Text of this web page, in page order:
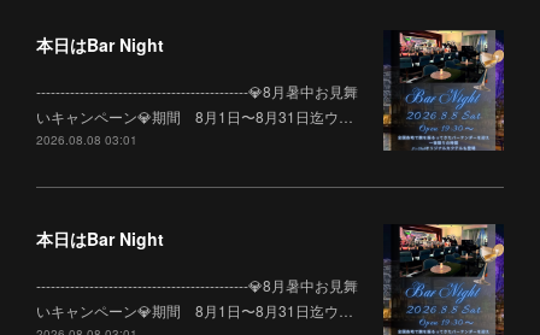
本日はBar Night
--------------------------------------------💎8月暑中お見舞
いキャンペーン💎期間 8月1日〜8月31日迄ウ…
2026.08.08 03:01
本日はBar Night
--------------------------------------------💎8月暑中お見舞
いキャンペーン💎期間 8月1日〜8月31日迄ウ…